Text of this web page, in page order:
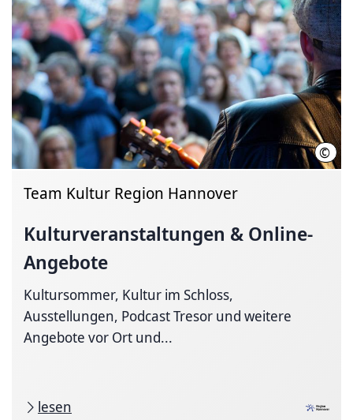
©
Team Kultur Region Hannover
Kultur­veranstaltungen & Online-
Angebote
Kultursommer, Kultur im Schloss,
Ausstellungen, Podcast Tresor und weitere
Angebote vor Ort und...
lesen